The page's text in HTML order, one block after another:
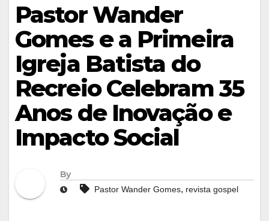
Pastor Wander
Gomes e a Primeira
Igreja Batista do
Recreio Celebram 35
Anos de Inovação e
Impacto Social
By
Pastor Wander Gomes, revista gospel